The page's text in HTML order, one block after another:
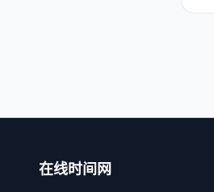
在线时间网